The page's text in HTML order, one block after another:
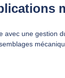
avec une gestion